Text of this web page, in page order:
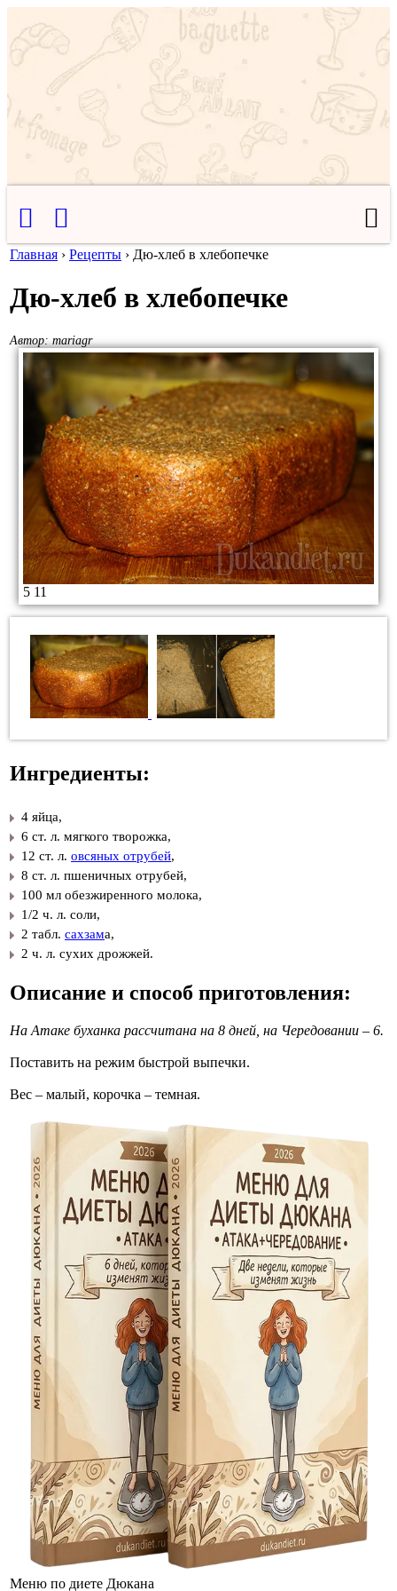
Главная › Рецепты › Дю-хлеб в хлебопечке
Дю-хлеб в хлебопечке
Автор: mariagr
5 11
Ингредиенты:
4 яйца,
6 ст. л. мягкого творожка,
12 ст. л. овсяных отрубей,
8 ст. л. пшеничных отрубей,
100 мл обезжиренного молока,
1/2 ч. л. соли,
2 табл. сахзама,
2 ч. л. сухих дрожжей.
Описание и способ приготовления:
На Атаке буханка рассчитана на 8 дней, на Чередовании – 6.
Поставить на режим быстрой выпечки.
Вес – малый, корочка – темная.
Меню по диете Дюкана